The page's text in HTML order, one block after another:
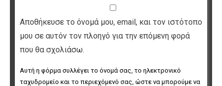
Αποθήκευσε το όνομά μου, email, και τον ιστότοπο
μου σε αυτόν τον πλοηγό για την επόμενη φορά
που θα σχολιάσω.
Αυτή η φόρμα συλλέγει το όνομά σας, το ηλεκτρονικό
ταχυδρομείο και το περιεχόμενό σας, ώστε να μπορούμε να